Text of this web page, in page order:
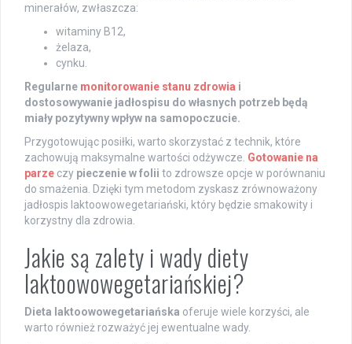
minerałów, zwłaszcza:
witaminy B12,
żelaza,
cynku.
Regularne monitorowanie stanu zdrowia i
dostosowywanie jadłospisu do własnych potrzeb będą
miały pozytywny wpływ na samopoczucie.
Przygotowując posiłki, warto skorzystać z technik, które
zachowują maksymalne wartości odżywcze. Gotowanie na
parze czy pieczenie w folii to zdrowsze opcje w porównaniu
do smażenia. Dzięki tym metodom zyskasz zrównoważony
jadłospis laktoowowegetariański, który będzie smakowity i
korzystny dla zdrowia.
Jakie są zalety i wady diety
laktoowowegetariańskiej?
Dieta laktoowowegetariańska oferuje wiele korzyści, ale
warto również rozważyć jej ewentualne wady.